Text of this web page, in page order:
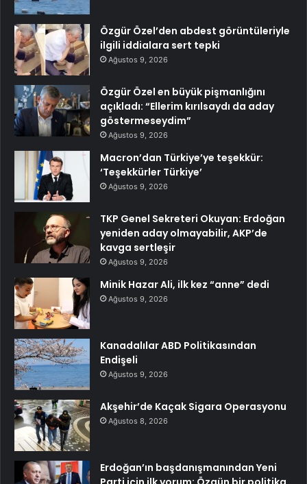
Özgür Özel’den abdest görüntüleriyle
ilgili iddialara sert tepki
Ağustos 9, 2026
Özgür Özel en büyük pişmanlığını
açıkladı: “Ellerim kırılsaydı da aday
göstermeseydim”
Ağustos 9, 2026
Macron’dan Türkiye’ye teşekkür:
‘Teşekkürler Türkiye’
Ağustos 9, 2026
TKP Genel Sekreteri Okuyan: Erdoğan
yeniden aday olmayabilir, AKP’de
kavga sertleşir
Ağustos 9, 2026
Minik Hazar Ali, ilk kez “anne” dedi
Ağustos 9, 2026
Kanadalılar ABD Politikasından
Endişeli
Ağustos 9, 2026
Akşehir’de Kaçak Sigara Operasyonu
Ağustos 8, 2026
Erdoğan’ın başdanışmanından Yeni